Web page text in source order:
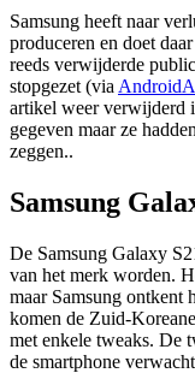
Samsung heeft naar
produceren en doet
reeds verwijderde
stopgezet (via
artikel weer verwijderd
gegeven maar ze
zeggen..
Samsung
De Samsung Galaxy
van het merk worden.
maar Samsung ontkent
komen de Zuid-
met enkele tweaks. De
de smartphone